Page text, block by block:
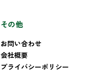
その他
お問い合わせ
会社概要
プライバシーポリシー